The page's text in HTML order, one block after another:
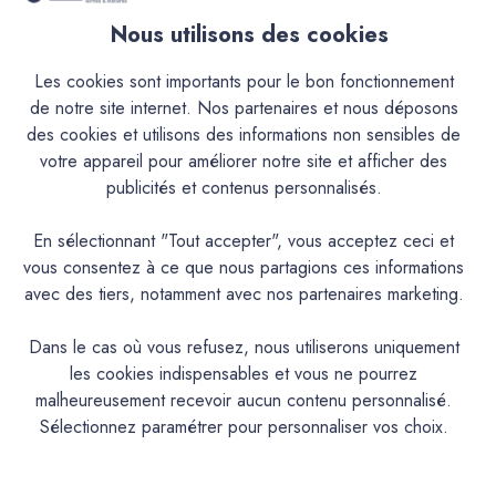
les programmes de revalorisation des vieux centres villes et
des nouveaux édifices.Il trouve aussi désormais sa place
dans les décorations contemporaines, même sur des
supports modernes (BA13 ...).Sa nature en fait un produit
exceptionnel autant en intérieur qu'en extérieur.Cependant,
le mode de mise à la teinte peut limiter l'usage de certaines
Pré-Teinté) rend utilisable ou non le produit en extérieur.Il
donne à vos murs et plafonds, ainsi qu'aux façades, une
ambiance et chaleureuse, ses teintes semblent patinées par
intérieur qu’en extérieur.Cependant, le mode de mise à la
teinte (Pigments poudre à mélanger ou Pré-teinté) rend
utilisable ou non le produit en extérieur et peut limiter
l’usage de certaines couleurs.En version Pigments poudre à
Nous utilisons des cookies
Les cookies sont importants pour le bon fonctionnement
de notre site internet. Nos partenaires et nous déposons
des cookies et utilisons des informations non sensibles de
votre appareil pour améliorer notre site et afficher des
publicités et contenus personnalisés.
En sélectionnant "Tout accepter", vous acceptez ceci et
vous consentez à ce que nous partagions ces informations
avec des tiers, notamment avec nos partenaires marketing.
Dans le cas où vous refusez, nous utiliserons uniquement
les cookies indispensables et vous ne pourrez
malheureusement recevoir aucun contenu personnalisé.
Sélectionnez paramétrer pour personnaliser vos choix.